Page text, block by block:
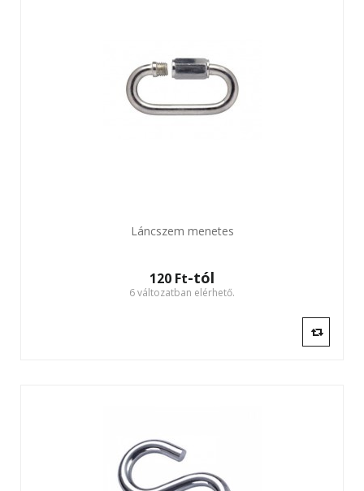
Láncszem menetes
120 Ft‎-tól
6 változatban elérhető.